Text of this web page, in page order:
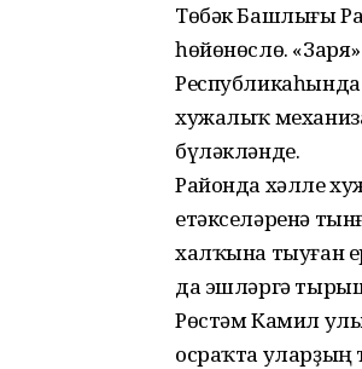
Төбәк Башлығы
һөйөнөслө.
Республикаһында
хужалыҡ
бүләкләнде.
Районда хәлле
етәкселәренә
халҡына тыуған
да эшләргә
Рөстәм Камил
осраҡта